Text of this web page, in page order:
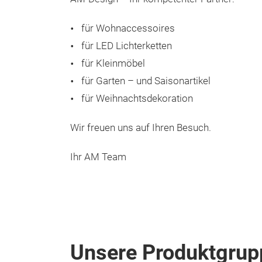
für Wohnaccessoires
für LED Lichterketten
für Kleinmöbel
für Garten – und Saisonartikel
für Weihnachtsdekoration
Wir freuen uns auf Ihren Besuch.
Ihr AM Team
Unsere